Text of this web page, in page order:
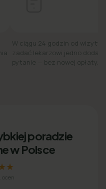
W ciągu 24 godzin od wizyty
zadać lekarzowi jedno
pytanie — bez nowej opłaty.
poradzie
w Polsce
ocen